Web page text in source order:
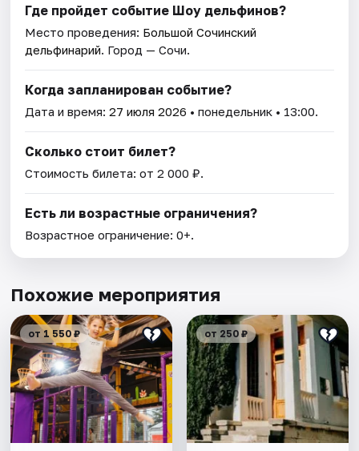
Где пройдет событие Шоу дельфинов?
Место проведения: Большой Сочинский
дельфинарий. Город — Сочи.
Когда запланирован событие?
Дата и время:27 июля 2026 • понедельник • 13:00.
Сколько стоит билет?
Стоимость билета: от 2 000 ₽.
Есть ли возрастные ограничения?
Возрастное ограничение: 0+.
Похожие мероприятия
от 1 550 ₽ от 250 ₽